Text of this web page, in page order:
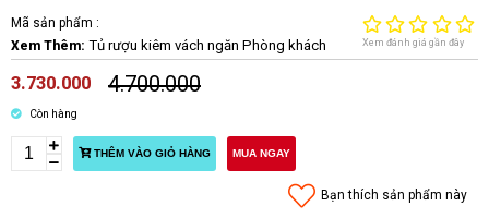
Mã sản phẩm :
Xem Thêm: Tủ rượu kiêm vách ngăn Phòng khách Xem đánh giá gần đây
3.730.000 4.700.000
Còn hàng
THÊM VÀO GIỎ HÀNG MUA NGAY
Bạn thích sản phẩm này